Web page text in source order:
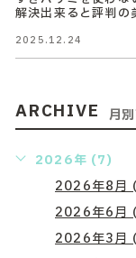
解決出来ると評判の
2025.12.24
ARCHIVE 月
2026年 (7)
2026年8月
2026年6月
2026年3月